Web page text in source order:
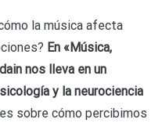
la música afecta
En «Música,
nos lleva en un
y la neurociencia
sobre cómo percibimos